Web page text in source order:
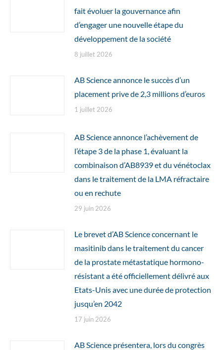
fait évoluer la gouvernance afin
d’engager une nouvelle étape du
développement de la société
8 juillet 2026
AB Science annonce le succès d’un
placement prive de 2,3 millions d’euros
1 juillet 2026
AB Science annonce l’achèvement de
l’étape 3 de la phase 1, évaluant la
combinaison d’AB8939 et du vénétoclax
dans le traitement de la LMA réfractaire
ou en rechute
29 juin 2026
Le brevet d’AB Science concernant le
masitinib dans le traitement du cancer
de la prostate métastatique hormono-
résistant a été officiellement délivré aux
Etats-Unis avec une durée de protection
jusqu’en 2042
17 juin 2026
AB Science présentera, lors du congrès